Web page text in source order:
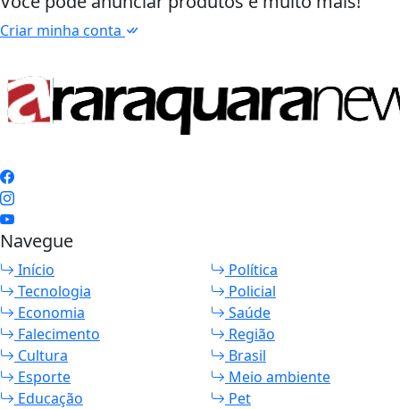
Criar minha conta
Navegue
Início
Política
Tecnologia
Policial
Economia
Saúde
Falecimento
Região
Cultura
Brasil
Esporte
Meio ambiente
Educação
Pet